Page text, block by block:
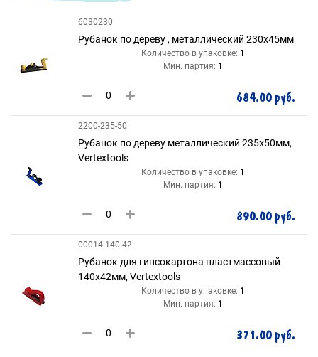
6030230
Рубанок по дереву , металлический 230х45мм
Количество в упаковке: 1
Мин. партия: 1
684.00 руб.
2200-235-50
Рубанок по дереву металлический 235x50мм,
Vertextools
Количество в упаковке: 1
Мин. партия: 1
890.00 руб.
00014-140-42
Рубанок для гипсокартона пластмассовый
140x42мм, Vertextools
Количество в упаковке: 1
Мин. партия: 1
371.00 руб.